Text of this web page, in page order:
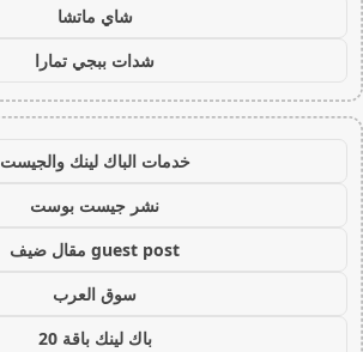
شاي ماتشا
شدات ببجي تمارا
خدمات الباك لينك والجيست
نشر جيست بوست
guest post مقال ضيف
سوق العرب
باك لينك باقة 20